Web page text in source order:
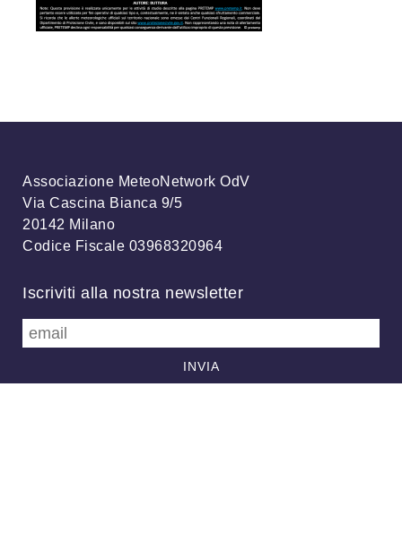
Associazione MeteoNetwork OdV
Via Cascina Bianca 9/5
20142 Milano
Codice Fiscale 03968320964
Iscriviti alla nostra newsletter